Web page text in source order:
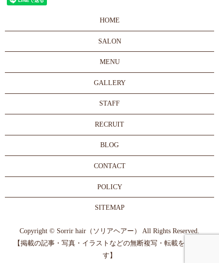
HOME
SALON
MENU
GALLERY
STAFF
RECRUIT
BLOG
CONTACT
POLICY
SITEMAP
Copyright © Sorrir hair（ソリアヘアー） All Rights Reserved.
【掲載の記事・写真・イラストなどの無断複写・転載を禁じま
す】